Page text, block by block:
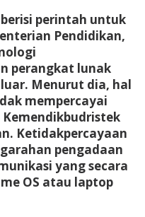
perintah untuk
Pendidikan,
perangkat lunak
Menurut dia, hal
mempercayai
Ketidakpercayaan
pengadaan
yang secara
OS atau laptop